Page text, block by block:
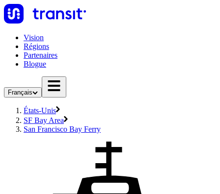
Vision
Régions
Partenaires
Blogue
Français
États-Unis
SF Bay Area
San Francisco Bay Ferry